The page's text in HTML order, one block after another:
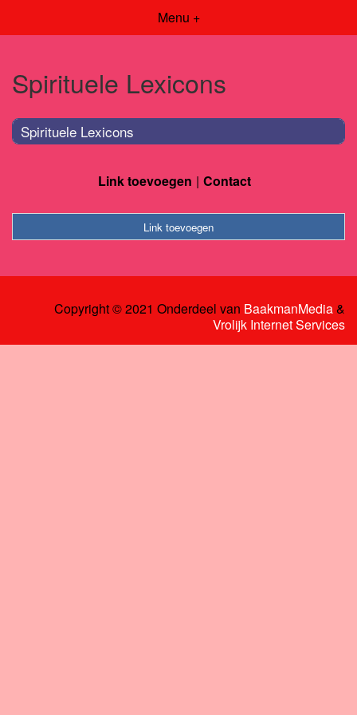
Menu +
Spirituele Lexicons
Spirituele Lexicons
Link toevoegen Contact
Link toevoegen
Copyright © 2021 Onderdeel van BaakmanMedia&
Vrolijk Internet Services